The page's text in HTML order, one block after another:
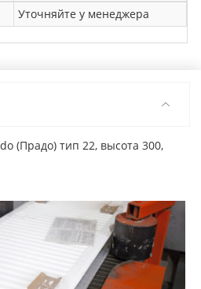
Уточняйте у менеджера
(Прадо) тип 22, высота 300,